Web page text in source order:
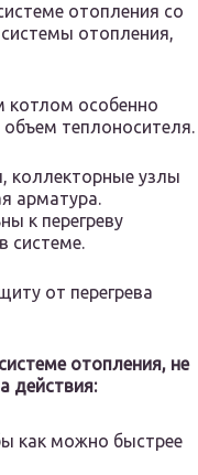
отопления со
отопления,
котлом особенно
объем теплоносителя.
коллекторные узлы
арматура.
к перегреву
системе.
от перегрева
отопления, не
действия:
как можно быстрее